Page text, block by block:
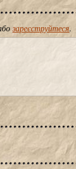
зареєструйтеся.